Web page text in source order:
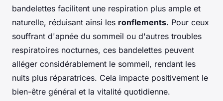
bandelettes facilitent une respiration plus ample et
naturelle, réduisant ainsi les ronflements. Pour ceux
souffrant d'apnée du sommeil ou d'autres troubles
respiratoires nocturnes, ces bandelettes peuvent
alléger considérablement le sommeil, rendant les
nuits plus réparatrices. Cela impacte positivement le
bien-être général et la vitalité quotidienne.